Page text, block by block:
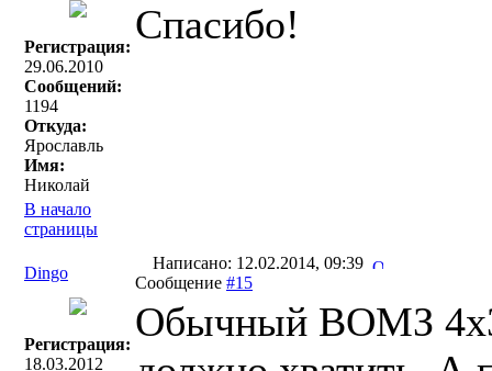
Регистрация:
29.06.2010
Сообщений:
1194
Откуда:
Ярославль
Имя:
Николай
Спасибо!
В начало
страницы
Dingo
Написано: 12.02.2014, 09:39
Сообщение #15
Регистрация:
18.03.2012
Обычный ВОМЗ